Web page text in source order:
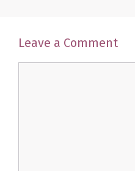
Leave a Comment